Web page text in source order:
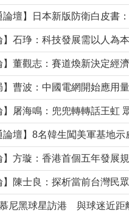
】董觀志：賽道煥新決定經
尼黑球星訪港 與球迷近距